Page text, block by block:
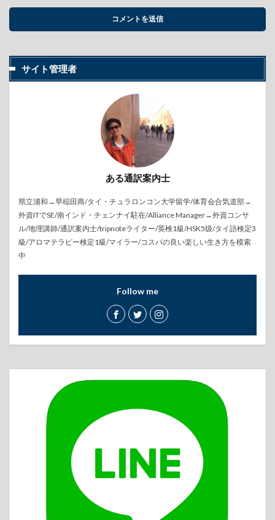
サイト管理者
ある通訳案内士
県立浦和→早稲田商/タイ・チュラロンコン大学留学/体育会合気道部→
外資ITでSE/南インド・チェンナイ駐在/Alliance Manager→外資コンサ
ル/地理講師/通訳案内士/tripnoteライター/英検1級/HSK5级/タイ語検定3
級/アロマテラピー検定1級/マイラー/コスパの良い楽しい生き方を模索
中
Follow me